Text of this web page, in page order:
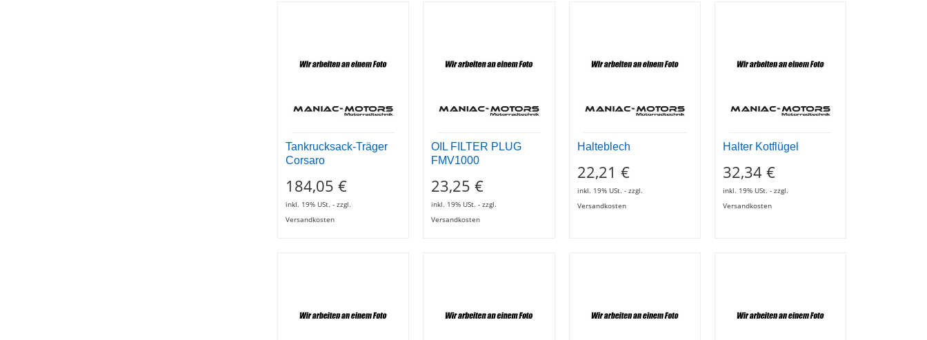
Tankrucksack-Träger
Corsaro
184,05 €
inkl. 19% USt. - zzgl.
Versandkosten
OIL FILTER PLUG
FMV1000
23,25 €
inkl. 19% USt. - zzgl.
Versandkosten
Halteblech
22,21 €
inkl. 19% USt. - zzgl.
Versandkosten
Halter Kotflügel
32,34 €
inkl. 19% USt. - zzgl.
Versandkosten